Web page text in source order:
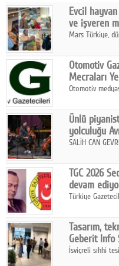
Facebook
Diziler
Karikatür
Youtube
Polemik
Reklam
Yazarlar
Künye
SOSYAL MEDYA
Facebook
Twitter
Evcil
ve işveren
Mars Türkiye,
çalışan
etkisine dikkat
Otomotiv
Mecraları
Otomotiv
hedefiyle
Ünlü
yolculuğu
SALİH CAN
ETKİ YARATIYOR"
TGC 2026
devam
Türkiye
Tasarım,
Geberit Info
İsviçreli sıhhi